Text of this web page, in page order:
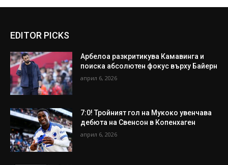
EDITOR PICKS
Арбелоа разкритикува Камавинга и
поиска абсолютен фокус върху Байерн
април 6, 2026
7:0! Тройният гол на Мукоко увенчава
дебюта на Свенсон в Копенхаген
април 6, 2026